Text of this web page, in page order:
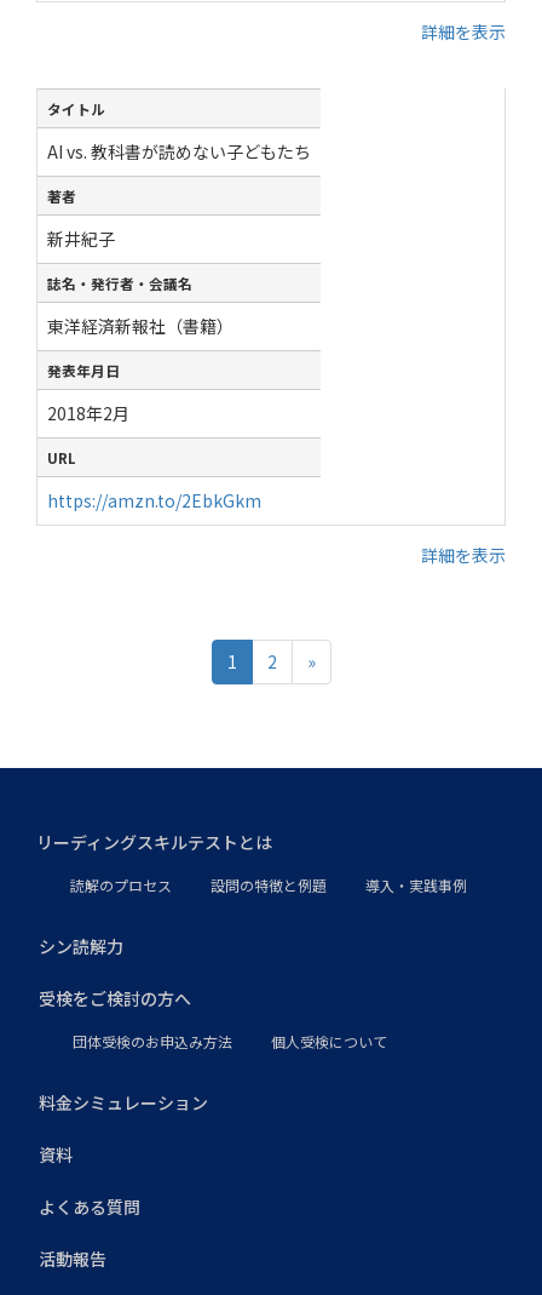
詳細を表示
タイトル
AI vs. 教科書が読めない子どもたち
著者
新井紀子
誌名・発行者・会議名
東洋経済新報社（書籍）
発表年月日
2018年2月
URL
https://amzn.to/2EbkGkm
詳細を表示
1 2 »
リーディングスキルテストとは
読解のプロセス 設問の特徴と例題 導入・実践事例
シン読解力
受検をご検討の方へ
団体受検のお申込み方法 個人受検について
料金シミュレーション
資料
よくある質問
活動報告